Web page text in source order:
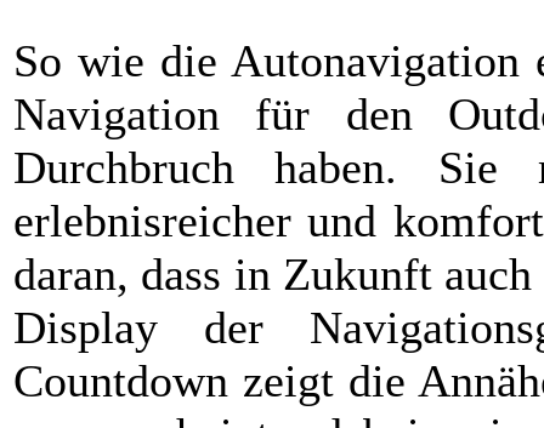
So wie die
Navigation für den
Durchbruch haben. Sie
erlebnisreicher und
daran, dass in Zukunft
Display der
Countdown zeigt die